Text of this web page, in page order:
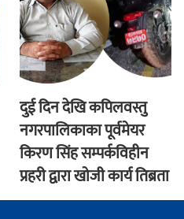
दुई दिन देखि कपिलवस्तु
नगरपालिकाका पूर्वमेयर
किरण सिंह सम्पर्कविहीन
प्रहरी द्वारा खाेजी कार्य तिब्रता